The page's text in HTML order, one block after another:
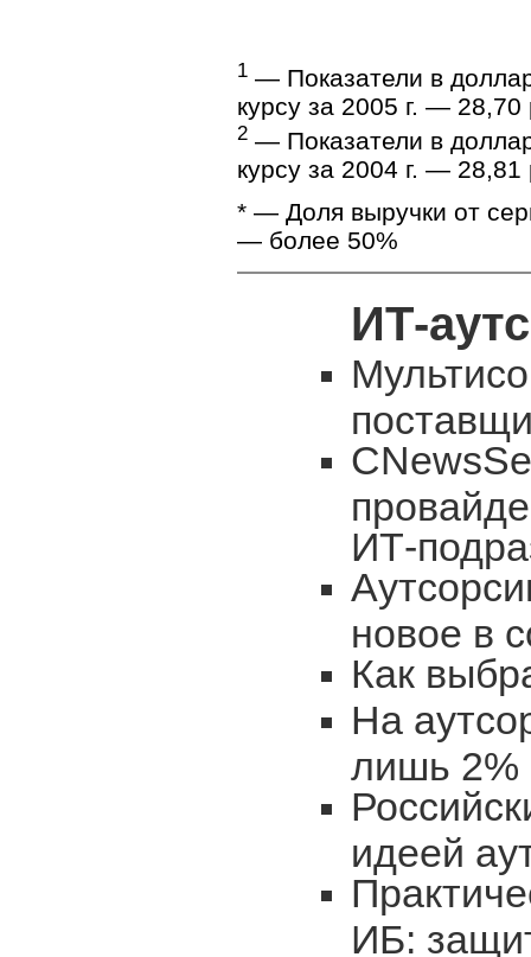
1 — Показатели в
курсу за 2005 г. — 28,70
2 — Показатели в
курсу за 2004 г. — 28,81
* — Доля выручки от
— более 50%
ИТ-
ИТ-
новое в
Как
На
лишь 2%
идеей
ИБ: